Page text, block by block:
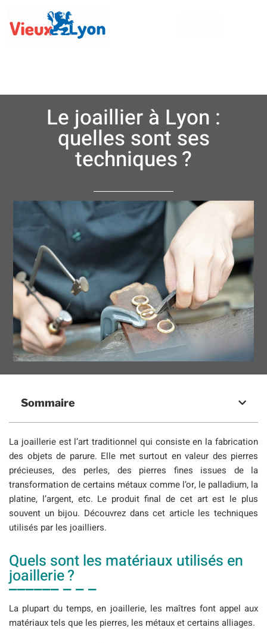
Le joaillier à Lyon :
quelles sont ses
techniques ?
Sommaire
La joaillerie est l’art traditionnel qui consiste en la fabrication
des objets de parure. Elle met surtout en valeur des pierres
précieuses, des perles, des pierres fines issues de la
transformation de certains métaux comme l’or, le palladium, la
platine, l’argent, etc. Le produit final de cet art est le plus
souvent un bijou. Découvrez dans cet article les techniques
utilisés par les joailliers.
Quels sont les matériaux utilisés en
joaillerie ?
La plupart du temps, en joaillerie, les maîtres font appel aux
matériaux tels que les pierres, les métaux et certains alliages.